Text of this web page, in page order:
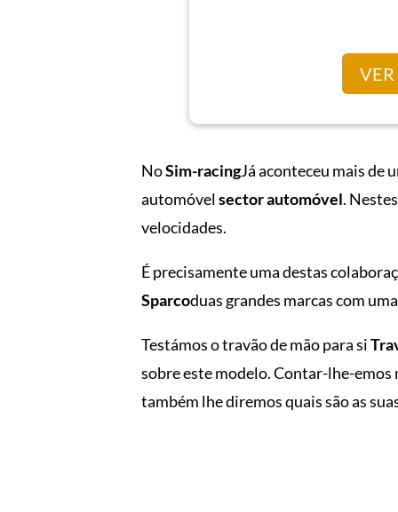
NoSim-racingJá aconteceu mais de
automóvelsector automóvel.
velocidades.
É precisamente uma destas
Sparcoduas grandes marcas com
Testámos o travão de mão para si
sobre este modelo. Contar-lhe-emos
também lhe diremos quais são as